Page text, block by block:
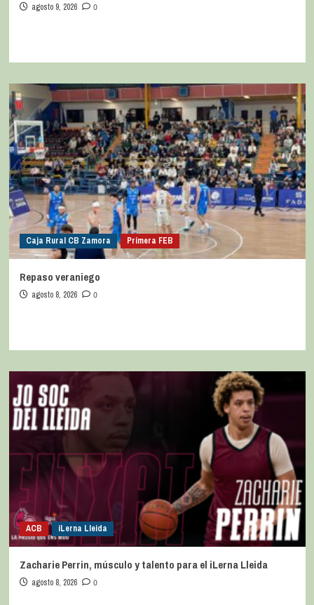
agosto 9, 2026 0
Caja Rural CB Zamora Primera FEB
Repaso veraniego
agosto 8, 2026 0
ACB iLerna Lleida
Zacharie Perrin, músculo y talento para el iLerna Lleida
agosto 8, 2026 0